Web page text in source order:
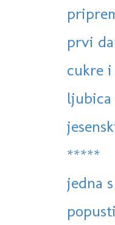
prvi
cukre
*****
jedna